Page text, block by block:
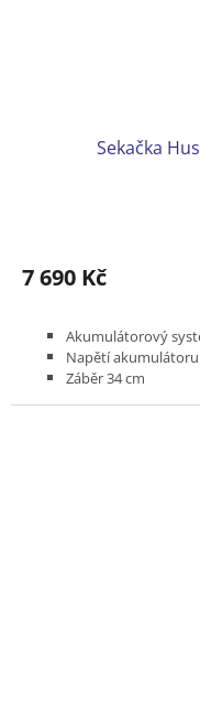
Sekačka
7 690 Kč
Akumulátorový
Napětí akumulátoru
Záběr 34 cm